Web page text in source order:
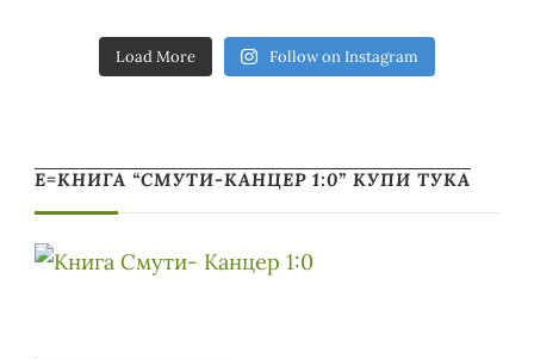
Load More Follow on Instagram
Е=КНИГА “СМУТИ-КАНЦЕР 1:0” КУПИ ТУКА